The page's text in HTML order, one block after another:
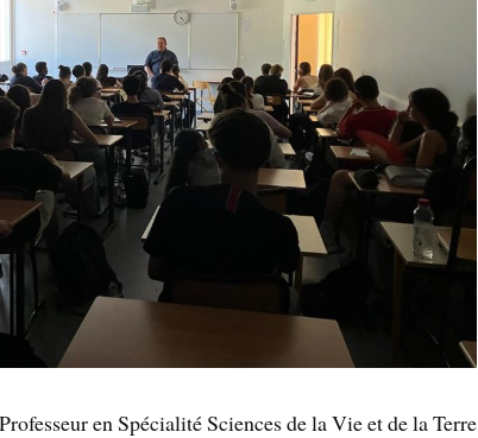
en Spécialité Sciences de la Vie et de la Terre